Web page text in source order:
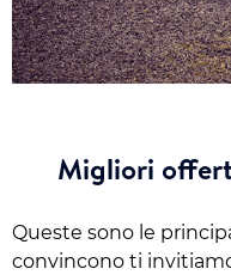
Migliori
Queste sono le
convincono ti